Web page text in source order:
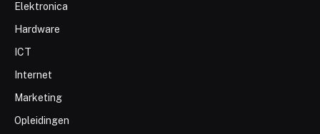
Elektronica
Hardware
ICT
Internet
Marketing
Opleidingen